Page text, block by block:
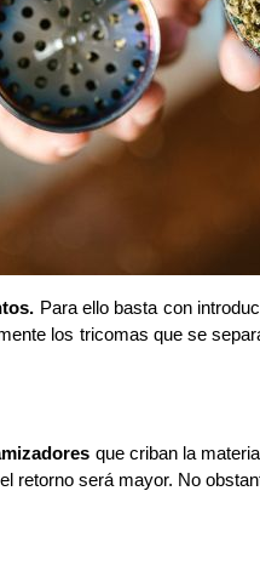
Para ello basta con
los tricomas que se
que criban la
retorno será mayor. No